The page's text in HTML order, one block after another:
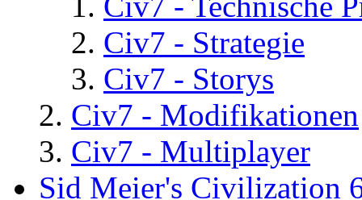
Civ7 - Strategie
Civ7 - Storys
Civ7 - Modifikationen
Civ7 - Multiplayer
Sid Meier's Civilization